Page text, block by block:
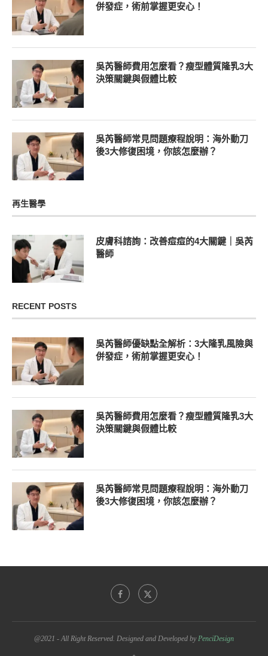
併發症，術前掌握更安心！
吳芮醫師費用怎麼看？瘦型體質隆乳3大
決策關鍵與假體比較
吳芮醫師常見問題療程說明：海外動刀
後3大修復困境，你該怎麼辦？
再生醫學
皮膚科諮詢：改善痘痘的4大關鍵｜吳芮
醫師
RECENT POSTS
吳芮醫師優缺點全解析：3大隆乳風險與
併發症，術前掌握更安心！
吳芮醫師費用怎麼看？瘦型體質隆乳3大
決策關鍵與假體比較
吳芮醫師常見問題療程說明：海外動刀
後3大修復困境，你該怎麼辦？
@2021 - All Right Reserved. Designed and Developed byPenciDesign